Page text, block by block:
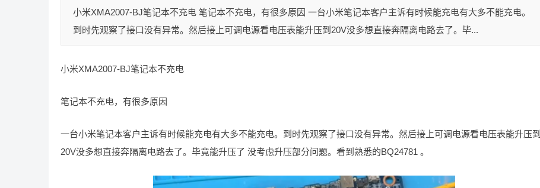
小米XMA2007-BJ笔记本不充电 笔记本不充电，有很多原因 一台小米笔记本客户主诉有时候能充电有大多不能充电。
到时先观察了接口没有异常。然后接上可调电源看电压表能升压到20V没多想直接奔隔离电路去了。毕...
小米XMA2007-BJ笔记本不充电
笔记本不充电，有很多原因
一台小米笔记本客户主诉有时候能充电有大多不能充电。到时先观察了接口没有异常。然后接上可调电源看电压表能升压到
20V没多想直接奔隔离电路去了。毕竟能升压了 没考虑升压部分问题。看到熟悉的BQ24781 。